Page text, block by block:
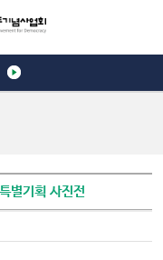
별기획 사진전